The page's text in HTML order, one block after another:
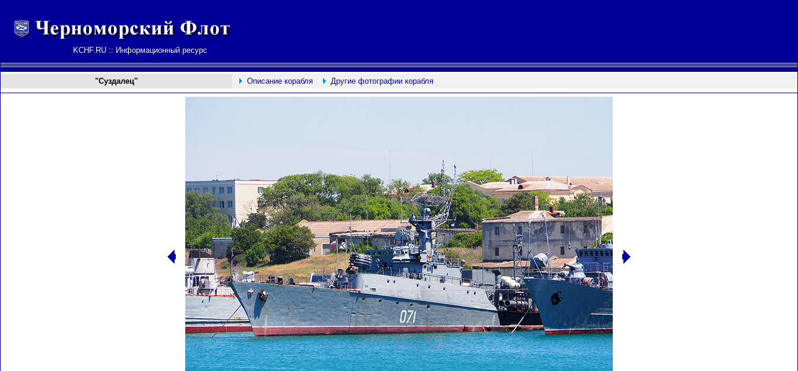
KCHF.RU :: Информационный ресурс
"Суздалец" Описание корабля Другие фотографии корабля